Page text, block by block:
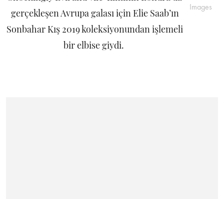
gerçekleşen Avrupa galası için Elie Saab’ın
Sonbahar Kış 2019 koleksiyonundan işlemeli
bir elbise giydi.
Images